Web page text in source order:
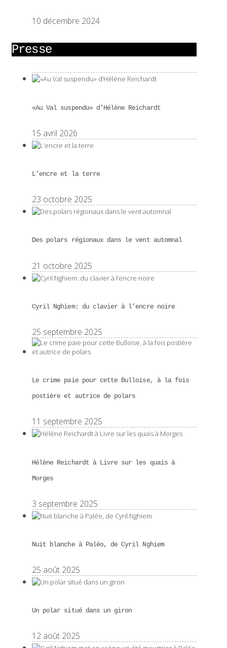
10 décembre 2024
Presse
«Au Val suspendu» d’Hélène Reichardt
15 avril 2026
L’encre et la terre
23 octobre 2025
Des polars régionaux dans le vent automnal
21 octobre 2025
Cyril Nghiem: du clavier à l’encre noire
25 septembre 2025
Le crime paie pour cette Bulloise, à la fois
postière et autrice de polars
11 septembre 2025
Hélène Reichardt à Livre sur les quais à
Morges
3 septembre 2025
Nuit blanche à Paléo, de Cyril Nghiem
25 août 2025
Un polar situé dans un giron
12 août 2025